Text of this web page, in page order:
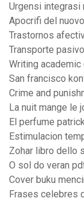
Urgensi integrasi
Apocrifi del
Trastornos
Transporte
Writing
San francisco
Crime and
La nuit mange le
El perfume
Estimulacion
Zohar libro dello
O sol do veran
Cover buku
Frases celebres